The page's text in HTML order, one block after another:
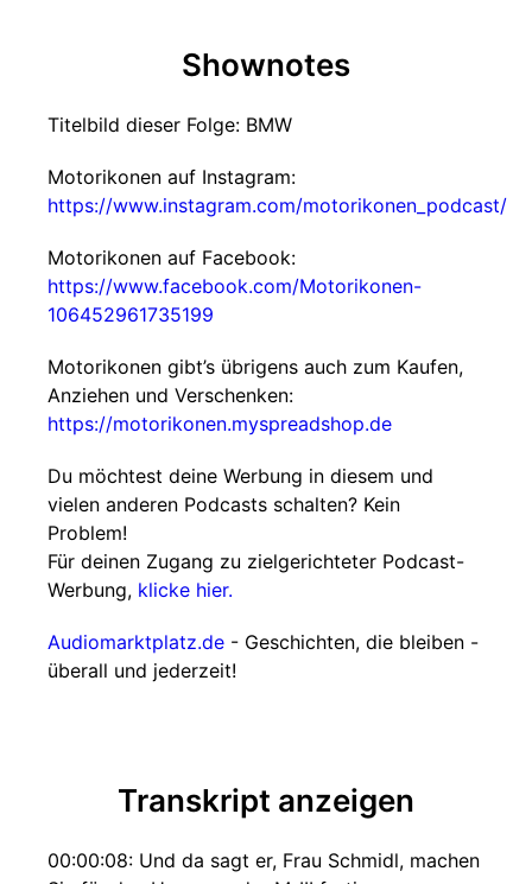
Shownotes
Titelbild dieser Folge: BMW
Motorikonen auf Instagram:
https://www.instagram.com/motorikonen_podcast/
Motorikonen auf Facebook:
https://www.facebook.com/Motorikonen-
106452961735199
Motorikonen gibt’s übrigens auch zum Kaufen,
Anziehen und Verschenken:
https://motorikonen.myspreadshop.de
Du möchtest deine Werbung in diesem und
vielen anderen Podcasts schalten? Kein
Problem!
Für deinen Zugang zu zielgerichteter Podcast-
Werbung, klicke hier.
Audiomarktplatz.de - Geschichten, die bleiben -
überall und jederzeit!
Transkript anzeigen
00:00:08: Und da sagt er, Frau Schmidl, machen